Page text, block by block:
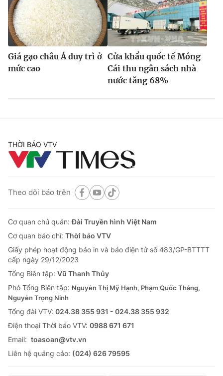
Giá gạo châu Á duy trì ở
mức cao
Cửa khẩu quốc tế Móng
Cái thu ngân sách nhà
nước tăng 68%
THỜI BÁO VTV
Theo dõi báo trên
Cơ quan chủ quản:Đài Truyền hình Việt Nam
Cơ quan báo chí: Thời báo VTV
Giấy phép hoạt động báo in và báo điện tử số 483/GP-BTTTT
cấp ngày 29/12/2023
Tổng Biên tập: Vũ Thanh Thủy
Phó Tổng Biên tập: Nguyễn Thị Mỹ Hạnh, Phạm Quốc Thắng,
Nguyễn Trọng Ninh
Tổng đài VTV: 024.38 355 931 - 024.38 355 932
Ðiện thoại Thời báo VTV: 0988 671 671
Email: toasoan@vtv.vn
Liên hệ quảng cáo: (024) 626 79595